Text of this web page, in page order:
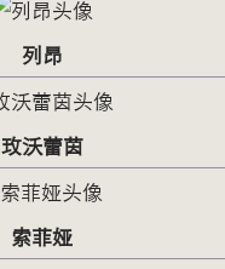
列昂
玫沃蕾茵
索菲娅